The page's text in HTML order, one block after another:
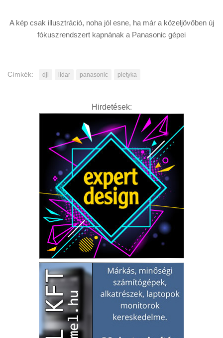
A kép csak illusztráció, noha jól esne, ha már a közeljövőben új
fókuszrendszert kapnának a Panasonic gépei
Címkék: dji lidar panasonic pletyka
Hirdetések: